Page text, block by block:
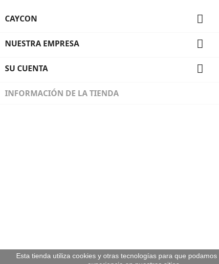
CAYCON 
NUESTRA EMPRESA 
SU CUENTA 
INFORMACIÓN DE LA TIENDA
Esta tienda utiliza cookies y otras tecnologías para que